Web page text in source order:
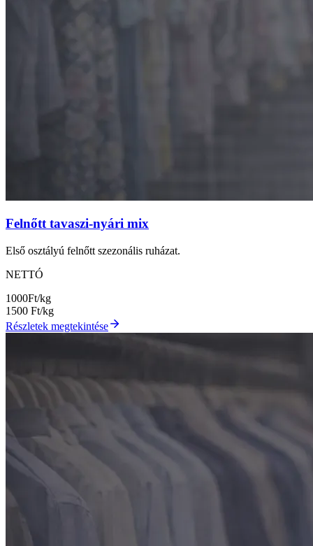
Felnőtt tavaszi-nyári mix
Első osztályú felnőtt szezonális ruházat.
NETTÓ
1000Ft/kg
1500 Ft/kg
Részletek megtekintése